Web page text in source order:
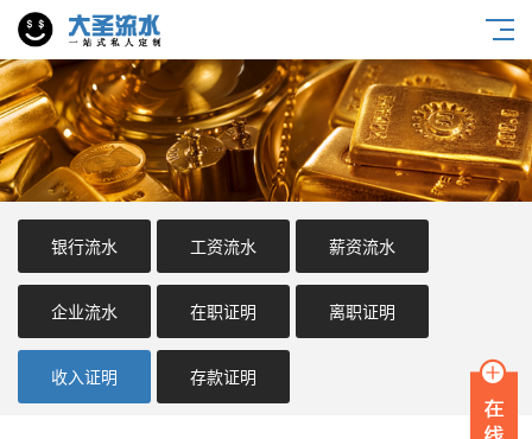
银行流水 工资流水 薪资流水
企业流水 在职证明 离职证明
收入证明 存款证明